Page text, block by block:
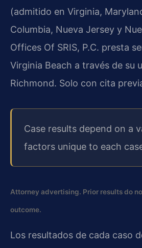
(admitido en Virginia,
Columbia, Nueva Jersey y
Offices Of SRIS, P.C. presta
Virginia Beach a través de su
Richmond. Solo con cita
Case results depend on a
factors unique to each
Attorney advertising. Prior results do
outcome.
Los resultados de cada caso